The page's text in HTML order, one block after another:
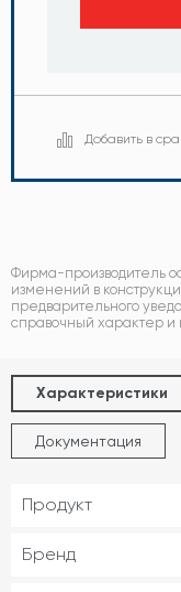
Добавить в
Фирма-производитель
изменений в
предварительного
справочный характер и
Характеристики
Документация
Продукт
Бренд